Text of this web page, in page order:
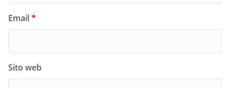
Email*
Sito web